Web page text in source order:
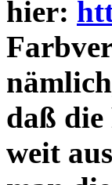
hier:
daß
weit